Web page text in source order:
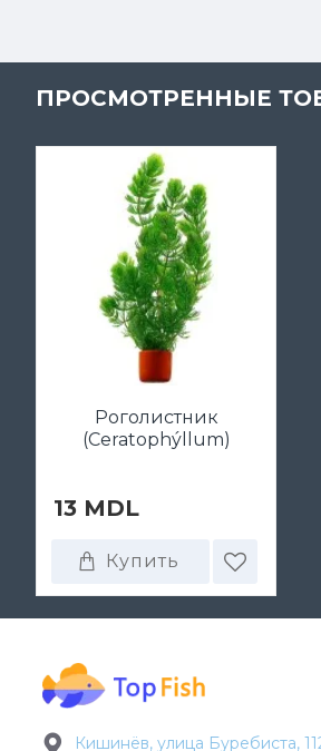
ПРОСМОТРЕННЫЕ
Роголистник
(Ceratophýllum)
13 MDL
Купить
Кишинёв, улица Буребиста,